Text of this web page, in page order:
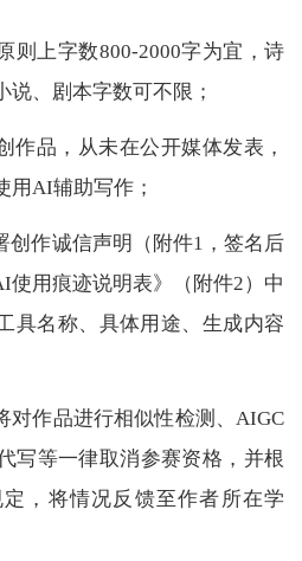
则上字数800-2000字为宜，诗
、剧本字数可不限；
作品，从未在公开媒体发表，
用AI辅助写作；
创作诚信声明（附件1，签名后
使用痕迹说明表》（附件2）中
具名称、具体用途、生成内容
对作品进行相似性检测、AIGC
写等一律取消参赛资格，并根
，将情况反馈至作者所在学